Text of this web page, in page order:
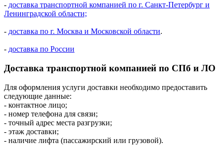
- доставка транспортной компанией по г. Санкт-Петербург и
Ленинградской области;
- доставка по г. Москва и Московской области.
- доставка по России
Доставка транспортной компанией по СПб и ЛО
Для оформления услуги доставки необходимо предоставить
следующие данные:
- контактное лицо;
- номер телефона для связи;
- точный адрес места разгрузки;
- этаж доставки;
- наличие лифта (пассажирский или грузовой).